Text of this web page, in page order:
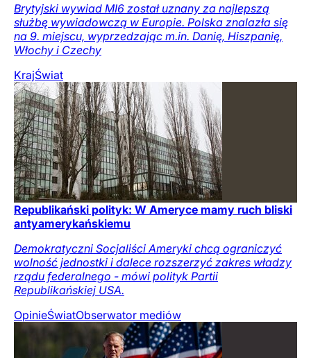
Brytyjski wywiad MI6 został uznany za najlepszą
służbę wywiadowczą w Europie. Polska znalazła się
na 9. miejscu, wyprzedzając m.in. Danię, Hiszpanię,
Włochy i Czechy
KrajŚwiat
Republikański polityk: W Ameryce mamy ruch bliski
antyamerykańskiemu
Demokratyczni Socjaliści Ameryki chcą ograniczyć
wolność jednostki i dalece rozszerzyć zakres władzy
rządu federalnego - mówi polityk Partii
Republikańskiej USA.
OpinieŚwiatObserwator mediów